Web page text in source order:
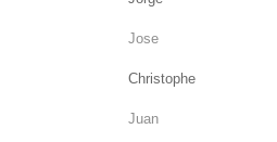
Jose
Christophe
Juan